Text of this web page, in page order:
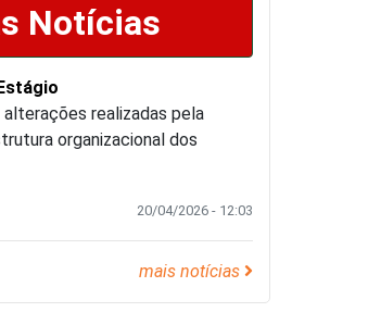
Notícias
realizadas pela
organizacional dos
20/04/2026 - 12:03
mais notícias